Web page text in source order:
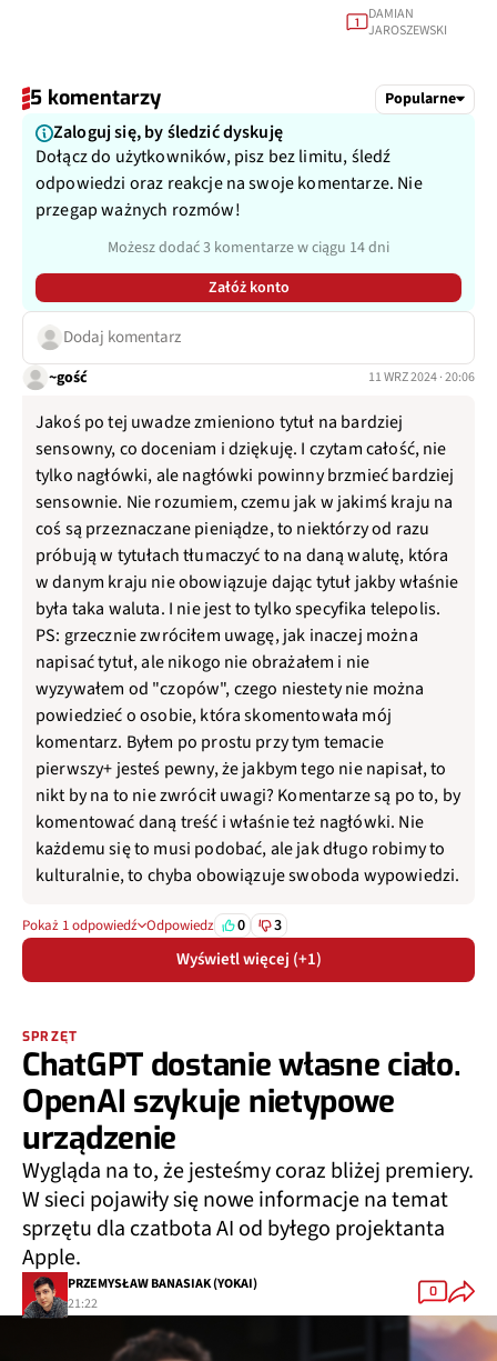
1
DAMIAN
JAROSZEWSKI
5 komentarzy Popularne
Zaloguj się, by śledzić dyskuję
Dołącz do użytkowników, pisz bez limitu, śledź
odpowiedzi oraz reakcje na swoje komentarze. Nie
przegap ważnych rozmów!
Możesz dodać 3 komentarze w ciągu 14 dni
Załóż konto
Dodaj komentarz
~gość 11 WRZ 2024 · 20:06
Jakoś po tej uwadze zmieniono tytuł na bardziej
sensowny, co doceniam i dziękuję. I czytam całość, nie
tylko nagłówki, ale nagłówki powinny brzmieć bardziej
sensownie. Nie rozumiem, czemu jak w jakimś kraju na
coś są przeznaczane pieniądze, to niektórzy od razu
próbują w tytułach tłumaczyć to na daną walutę, która
w danym kraju nie obowiązuje dając tytuł jakby właśnie
była taka waluta. I nie jest to tylko specyfika telepolis.
PS: grzecznie zwróciłem uwagę, jak inaczej można
napisać tytuł, ale nikogo nie obrażałem i nie
wyzywałem od "czopów", czego niestety nie można
powiedzieć o osobie, która skomentowała mój
komentarz. Byłem po prostu przy tym temacie
pierwszy+ jesteś pewny, że jakbym tego nie napisał, to
nikt by na to nie zwrócił uwagi? Komentarze są po to, by
komentować daną treść i właśnie też nagłówki. Nie
każdemu się to musi podobać, ale jak długo robimy to
kulturalnie, to chyba obowiązuje swoboda wypowiedzi.
Pokaż 1 odpowiedź Odpowiedz 0 3
Wyświetl więcej (+1)
SPRZĘT
ChatGPT dostanie własne ciało.
OpenAI szykuje nietypowe
urządzenie
Wygląda na to, że jesteśmy coraz bliżej premiery.
W sieci pojawiły się nowe informacje na temat
sprzętu dla czatbota AI od byłego projektanta
Apple.
PRZEMYSŁAW BANASIAK (YOKAI)
21:22
0